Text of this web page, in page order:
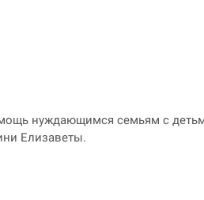
нуждающимся семьям с
Елизаветы.